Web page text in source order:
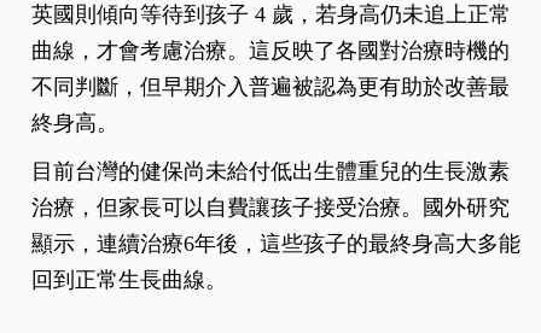
英國則傾向等待到孩子 4 歲，若身高仍未追上正常
曲線，才會考慮治療。這反映了各國對治療時機的
不同判斷，但早期介入普遍被認為更有助於改善最
終身高。
目前台灣的健保尚未給付低出生體重兒的生長激素
治療，但家長可以自費讓孩子接受治療。國外研究
顯示，連續治療6年後，這些孩子的最終身高大多能
回到正常生長曲線。